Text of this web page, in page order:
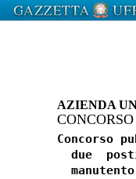
AZIENDA
CONCORSO
Concorso
due